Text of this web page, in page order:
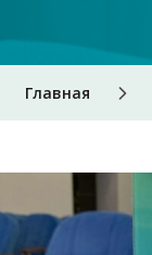
Главная